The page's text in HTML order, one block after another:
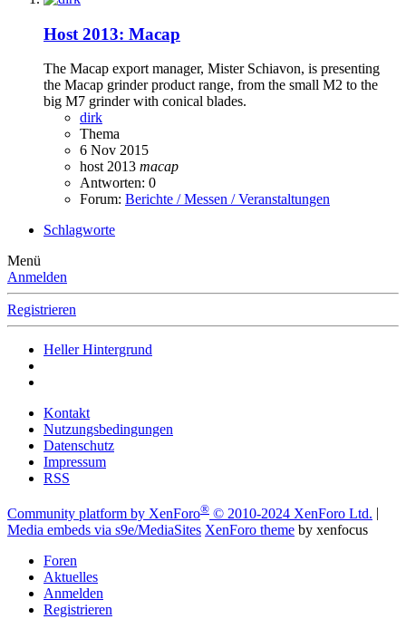
Host 2013: Macap
The Macap export manager, Mister Schiavon, is presenting
the Macap grinder product range, from the small M2 to the
big M7 grinder with conical blades.
dirk
Thema
6 Nov 2015
host 2013 macap
Antworten: 0
Forum: Berichte / Messen / Veranstaltungen
Schlagworte
Menü
Anmelden
Registrieren
Heller Hintergrund
Kontakt
Nutzungsbedingungen
Datenschutz
Impressum
RSS
Community platform by XenForo® © 2010-2024 XenForo Ltd.
Media embeds via s9e/MediaSites XenForo theme by xenfocus
Foren
Aktuelles
Anmelden
Registrieren